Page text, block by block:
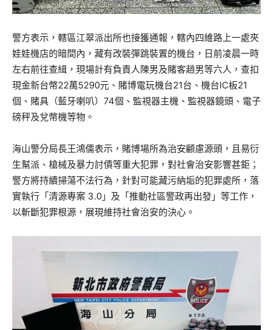
警方表示，轄區江翠派出所也接獲通報，轄內四維路上一處夾
娃娃機店的暗間內，藏有改裝彈跳裝置的機台，日前凌晨一時
左右前往查緝，現場計有負責人陳男及賭客趙男等六人，查扣
現金新台幣22萬5290元、賭博電玩機台21台、機台IC板21
個、賭具（藍牙喇叭）74個、監視器主機、監視器鏡頭、電子
磅秤及兌幣機等物。
海山警分局長王鴻儒表示，賭博場所為治安顧慮源頭，且易衍
生幫派、槍械及暴力討債等重大犯罪，對社會治安影響甚鉅；
警方將持續掃蕩不法行為，針對可能藏污納垢的犯罪處所，落
實執行「清源專案 3.0」及「推動社區警政再出發」等工作，
以斬斷犯罪根源，展現維持社會治安的決心。